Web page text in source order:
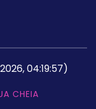
04:19:57)
CHEIA